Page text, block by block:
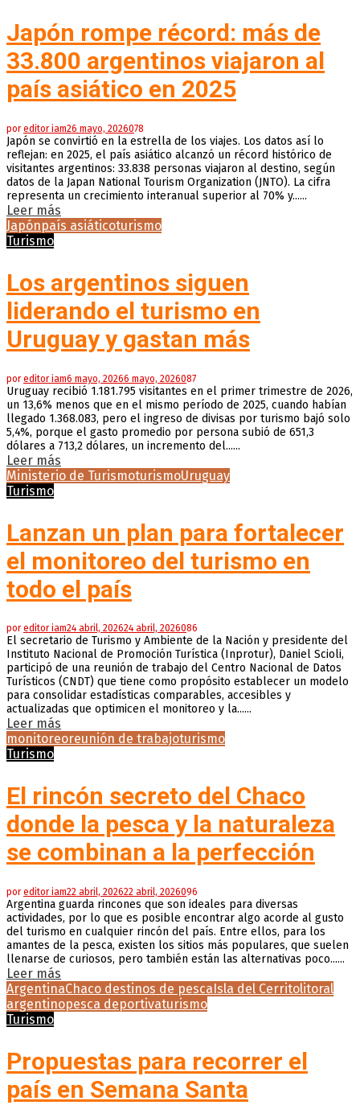
Japón rompe récord: más de
33.800 argentinos viajaron al
país asiático en 2025
poreditor iam26 mayo, 2026078
Japón se convirtió en la estrella de los viajes. Los datos así lo
reflejan: en 2025, el país asiático alcanzó un récord histórico de
visitantes argentinos: 33.838 personas viajaron al destino, según
datos de la Japan National Tourism Organization (JNTO). La cifra
representa un crecimiento interanual superior al 70% y......
Leer más
Japónpaís asiáticoturismo
Turismo
Los argentinos siguen
liderando el turismo en
Uruguay y gastan más
poreditor iam6 mayo, 20266 mayo, 2026087
Uruguay recibió 1.181.795 visitantes en el primer trimestre de 2026,
un 13,6% menos que en el mismo período de 2025, cuando habían
llegado 1.368.083, pero el ingreso de divisas por turismo bajó solo
5,4%, porque el gasto promedio por persona subió de 651,3
dólares a 713,2 dólares, un incremento del......
Leer más
Ministerio de TurismoturismoUruguay
Turismo
Lanzan un plan para fortalecer
el monitoreo del turismo en
todo el país
poreditor iam24 abril, 202624 abril, 2026086
El secretario de Turismo y Ambiente de la Nación y presidente del
Instituto Nacional de Promoción Turística (Inprotur), Daniel Scioli,
participó de una reunión de trabajo del Centro Nacional de Datos
Turísticos (CNDT) que tiene como propósito establecer un modelo
para consolidar estadísticas comparables, accesibles y
actualizadas que optimicen el monitoreo y la......
Leer más
monitoreoreunión de trabajoturismo
Turismo
El rincón secreto del Chaco
donde la pesca y la naturaleza
se combinan a la perfección
poreditor iam22 abril, 202622 abril, 2026096
Argentina guarda rincones que son ideales para diversas
actividades, por lo que es posible encontrar algo acorde al gusto
del turismo en cualquier rincón del país. Entre ellos, para los
amantes de la pesca, existen los sitios más populares, que suelen
llenarse de curiosos, pero también están las alternativas poco......
Leer más
ArgentinaChaco destinos de pesca Isla del Cerritolitoral
argentinopesca deportivaturismo
Turismo
Propuestas para recorrer el
país en Semana Santa